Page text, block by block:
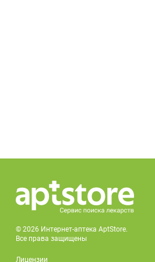
© 2026 Интернет-аптека AptStore.
Все права защищены
Лицензии